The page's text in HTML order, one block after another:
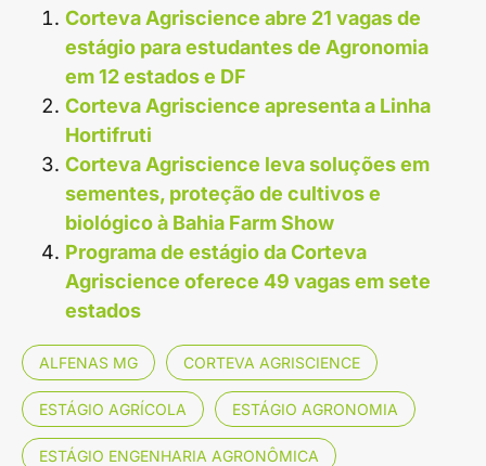
Corteva Agriscience abre 21 vagas de
estágio para estudantes de Agronomia
em 12 estados e DF
Corteva Agriscience apresenta a Linha
Hortifruti
Corteva Agriscience leva soluções em
sementes, proteção de cultivos e
biológico à Bahia Farm Show
Programa de estágio da Corteva
Agriscience oferece 49 vagas em sete
estados
ALFENAS MG CORTEVA AGRISCIENCE
ESTÁGIO AGRÍCOLA ESTÁGIO AGRONOMIA
ESTÁGIO ENGENHARIA AGRONÔMICA